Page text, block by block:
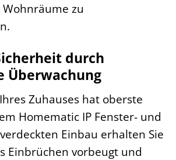
zu
durch
Überwachung
Zuhauses hat oberste
Homematic IP Fenster- und
Einbau erhalten Sie
Einbrüchen vorbeugt und